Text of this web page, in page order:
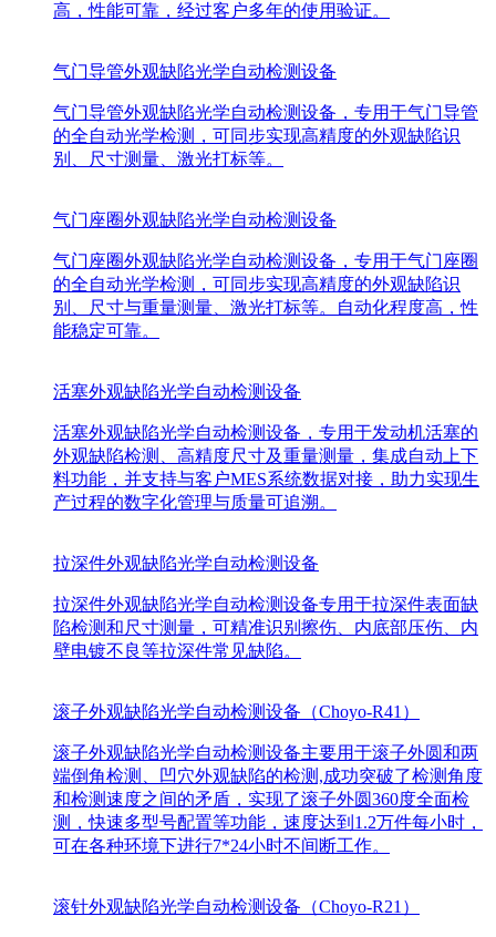
高，性能可靠，经过客户多年的使用验证。
气门导管外观缺陷光学自动检测设备
气门导管外观缺陷光学自动检测设备，专用于气门导管
的全自动光学检测，可同步实现高精度的外观缺陷识
别、尺寸测量、激光打标等。
气门座圈外观缺陷光学自动检测设备
气门座圈外观缺陷光学自动检测设备，专用于气门座圈
的全自动光学检测，可同步实现高精度的外观缺陷识
别、尺寸与重量测量、激光打标等。自动化程度高，性
能稳定可靠。
活塞外观缺陷光学自动检测设备
活塞外观缺陷光学自动检测设备，专用于发动机活塞的
外观缺陷检测、高精度尺寸及重量测量，集成自动上下
料功能，并支持与客户MES系统数据对接，助力实现生
产过程的数字化管理与质量可追溯。
拉深件外观缺陷光学自动检测设备
拉深件外观缺陷光学自动检测设备专用于拉深件表面缺
陷检测和尺寸测量，可精准识别擦伤、内底部压伤、内
壁电镀不良等拉深件常见缺陷。
滚子外观缺陷光学自动检测设备（Choyo-R41）
滚子外观缺陷光学自动检测设备主要用于滚子外圆和两
端倒角检测、凹穴外观缺陷的检测,成功突破了检测角度
和检测速度之间的矛盾，实现了滚子外圆360度全面检
测，快速多型号配置等功能，速度达到1.2万件每小时，
可在各种环境下进行7*24小时不间断工作。
滚针外观缺陷光学自动检测设备（Choyo-R21）